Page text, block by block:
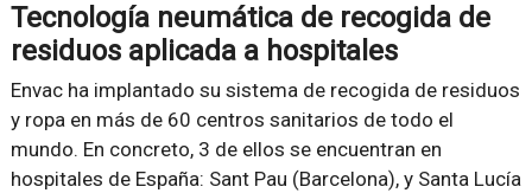
Tecnología neumática de recogida de
residuos aplicada a hospitales
Envac ha implantado su sistema de recogida de residuos
y ropa en más de 60 centros sanitarios de todo el
mundo. En concreto, 3 de ellos se encuentran en
hospitales de España: Sant Pau (Barcelona), y Santa Lucía